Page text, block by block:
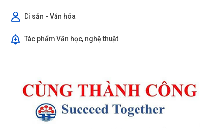
Di sản - Văn hóa
Tác phẩm Văn học, nghệ thuật